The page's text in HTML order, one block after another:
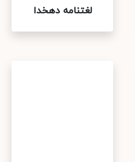
لغتنامه دهخدا